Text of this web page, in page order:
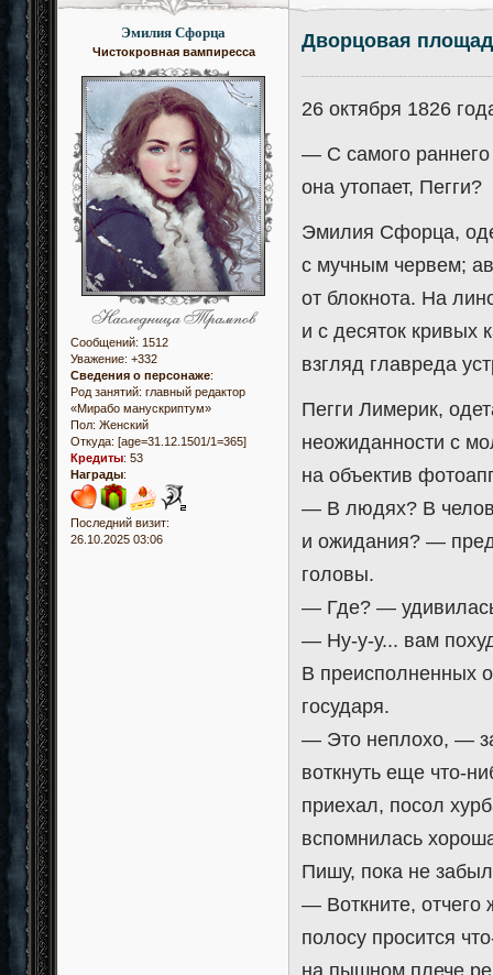
Эмилия Сфорца
Чистокровная вампиресса
Сообщений: 1512
Уважение: +332
Сведения о персонаже:
Род занятий: главный редактор
«Мирабо манускриптум»
Пол: Женский
Откуда: [age=31.12.1501/1=365]
Кредиты: 53
Награды:
Последний визит:
26.10.2025 03:06
Дворцовая
26 октября 1826
— С самого раннего
она утопает, Пегги?
Эмилия Сфорца,
с мучным червем;
от блокнота. На
и с десяток кривых
взгляд главреда
Пегги Лимерик,
неожиданности с
на объектив
— В людях? В
и ожидания? —
головы.
— Где? —
— Ну-у-у... вам
В преисполненных
государя.
— Это неплохо, —
воткнуть еще что-
приехал, посол
вспомнилась
Пишу, пока не
— Воткните, отчего
полосу просится